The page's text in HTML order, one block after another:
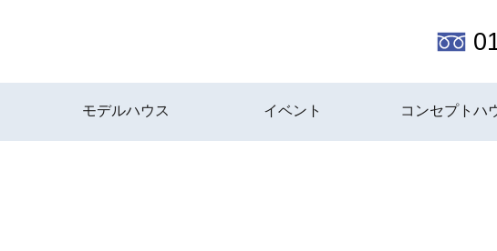
モデルハウス イベント コンセプトハ